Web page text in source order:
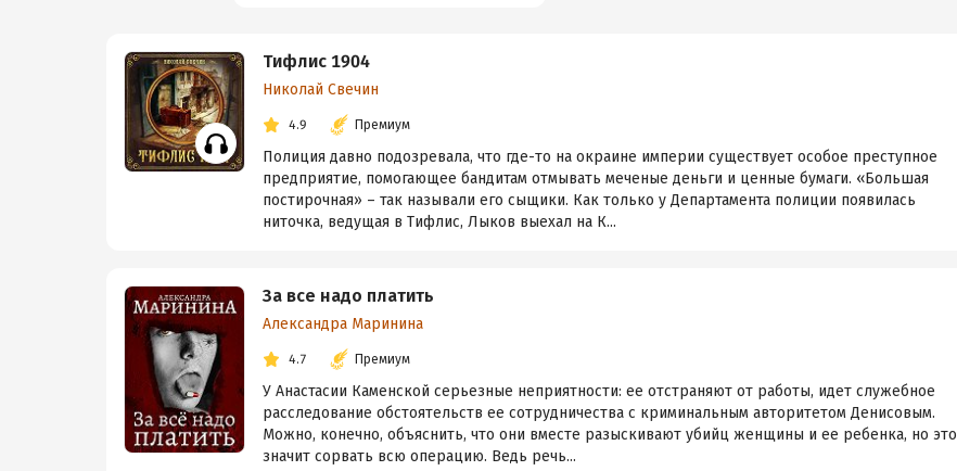
Тифлис 1904
Николай Свечин
4.9 Премиум
Полиция давно подозревала, что где-то на окраине империи существует особое преступное
предприятие, помогающее бандитам отмывать меченые деньги и ценные бумаги. «Большая
постирочная» – так называли его сыщики. Как только у Департамента полиции появилась
ниточка, ведущая в Тифлис, Лыков выехал на К...
За все надо платить
Александра Маринина
4.7 Премиум
У Анастасии Каменской серьезные неприятности: ее отстраняют от работы, идет служебное
расследование обстоятельств ее сотрудничества с криминальным авторитетом Денисовым.
Можно, конечно, объяснить, что они вместе разыскивают убийц женщины и ее ребенка, но это
значит сорвать всю операцию. Ведь речь...